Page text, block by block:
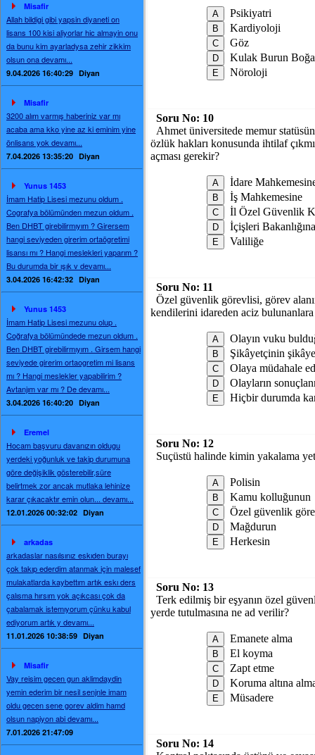
Misafir
Allah bildigi gibi yapsin diyaneti on
lisans 100 kisi aliyorlar hic almayin onu
da bunu kim ayarladysa zehir zikkim
olsun ona devamı...
9.04.2026 16:40:29 Diyan
Misafir
3200 alım varmış haberiniz var mı
acaba ama kko yine az ki eminim yine
önlisans yok devamı...
7.04.2026 13:35:20 Diyan
Yunus 1453
İmam Hatip Lisesi mezunu oldum .
Cografya bölümünden mezun oldum .
Ben DHBT girebilirmıyım ? Girersem
hangi seviyeden girerim ortaögretimi
lisansı mı ? Hangi meslekleri yaparım ?
Bu durumda bir ışık v devamı...
3.04.2026 16:42:32 Diyan
Yunus 1453
İmam Hatip Lisesi mezunu olup .
Coğrafya bölümündede mezun oldum .
Ben DHBT girebilirmıyım . Girsem hangi
seviyede girerim ortaogretim mi lisans
mı ? Hangi meslekler yapabilirim ?
Avtanjım var mı ? De devamı...
3.04.2026 16:40:20 Diyan
Eremel
Hocam başvuru davanızın oldugu
yerdeki yoğunluk ve takip durumuna
göre değişiklik gösterebilir,süre
belirtmek zor ancak mutlaka lehinize
karar çıkacaktır emin olun... devamı...
12.01.2026 00:32:02 Diyan
arkadas
arkadaslar nasılsınız eskıden burayı
çok takıp ederdim atanmak için malesef
mulakatlarda kaybettım artık eskı ders
çalısma hırsım yok açıkcası çok da
çabalamak istemıyorum çünku kabul
ediyorum artık y devamı...
11.01.2026 10:38:59 Diyan
Misafir
Vay reisim gecen gun aklimdaydin
yemin ederim bir nesil senjnle imam
oldu gecen sene gorev aldim hamd
olsun napiyon abi devamı...
7.01.2026 21:47:09
Psikiyatri
Kardiyoloji
Göz
Kulak Burun
Nöroloji
Soru No: 10
Ahmet üniversitede memur
özlük hakları konusunda ihtilaf
açması gerekir?
İdare
İş Mahkemesine
İl Özel Güvenlik
İçişleri Bakanlığına
Valiliğe
Soru No: 11
Özel güvenlik görevlisi, görev
kendilerini idareden aciz
Olayın vuku
Şikâyetçinin
Olaya müdahale
Olayların
Hiçbir durumda
Soru No: 12
Suçüstü halinde kimin yakalama
Polisin
Kamu kolluğunun
Özel güvenlik
Mağdurun
Herkesin
Soru No: 13
Terk edilmiş bir eşyanın özel
yerde tutulmasına ne ad verilir?
Emanete alma
El koyma
Zapt etme
Koruma altına
Müsadere
Soru No: 14